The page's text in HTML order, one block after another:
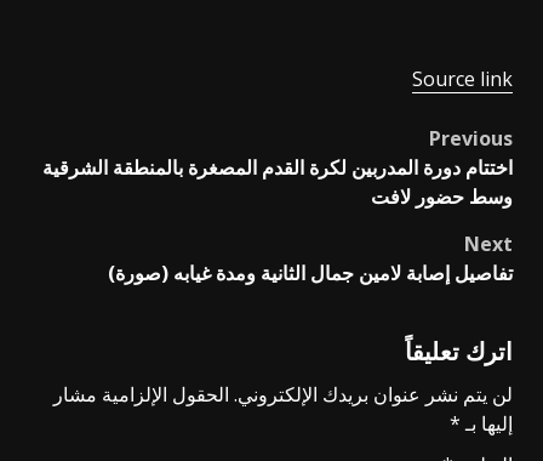
Source link
Post
navigation
Previous
اختتام دورة المدربين لكرة القدم المصغرة بالمنطقة الشرقية
وسط حضور لافت
Next
تفاصيل إصابة لامين جمال الثانية ومدة غيابه (صورة)
اترك تعليقاً
لن يتم نشر عنوان بريدك الإلكتروني. الحقول الإلزامية مشار
إليها بـ*